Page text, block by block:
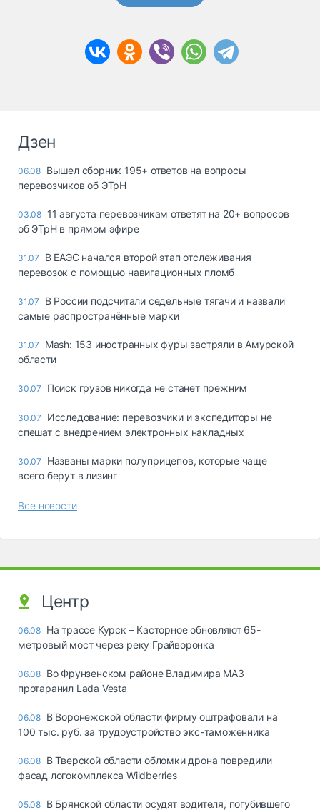
Дзен
06.08 Вышел сборник 195+ ответов на вопросы
перевозчиков об ЭТрН
03.08 11 августа перевозчикам ответят на 20+ вопросов
об ЭТрН в прямом эфире
31.07
В ЕАЭС начался второй этап отслеживания
перевозок с помощью навигационных пломб
31.07
В России подсчитали седельные тягачи и назвали
самые распространённые марки
31.07
Mash: 153 иностранных фуры застряли в Амурской
области
30.07 Поиск грузов никогда не станет прежним
30.07
Исследование: перевозчики и экспедиторы не
спешат с внедрением электронных накладных
30.07
Названы марки полуприцепов, которые чаще
всего берут в лизинг
Все новости
Центр
06.08 На трассе Курск – Касторное обновляют 65-
метровый мост через реку Грайворонка
06.08 Во Фрунзенском районе Владимира МАЗ
протаранил Lada Vesta
06.08 В Воронежской области фирму оштрафовали на
100 тыс. руб. за трудоустройство экс-таможенника
06.08 В Тверской области обломки дрона повредили
фасад логокомплекса Wildberries
05.08 В Брянской области осудят водителя, погубившего